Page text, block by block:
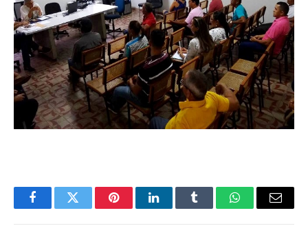
FacebookTwitter PinterestLinkedInTumblr WhatsAppEmail